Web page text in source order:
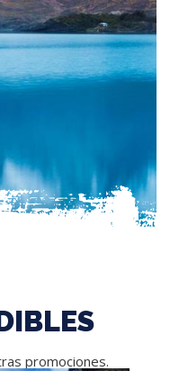
promociones.